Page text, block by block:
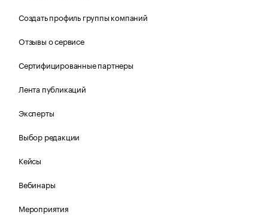
Создать профиль группы компаний
Отзывы о сервисе
Сертифицированные партнеры
Лента публикаций
Эксперты
Выбор редакции
Кейсы
Вебинары
Мероприятия